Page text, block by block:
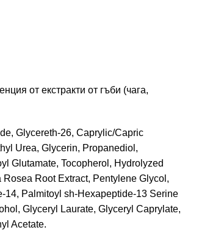
от екстракти от гъби (чага,
Glycereth-26, Caprylic/Capric
Urea, Glycerin, Propanediol,
Glutamate, Tocopherol, Hydrolyzed
Root Extract, Pentylene Glycol,
14, Palmitoyl sh-Hexapeptide-13 Serine
Glyceryl Laurate, Glyceryl Caprylate,
Acetate.